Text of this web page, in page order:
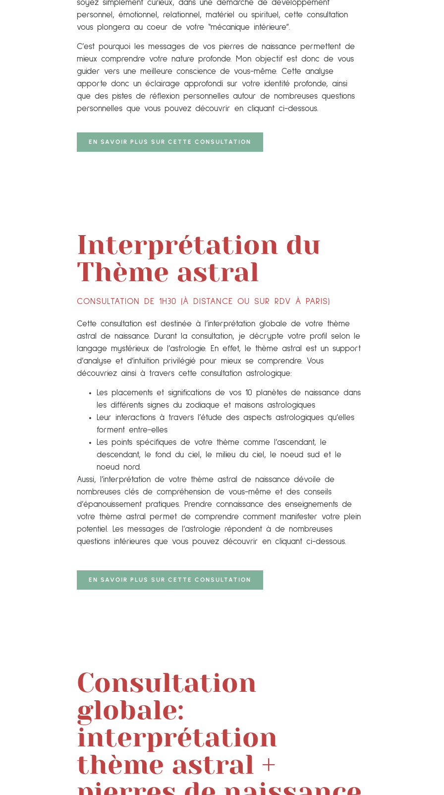
soyez simplement curieux, dans une démarche de développement
personnel, émotionnel, relationnel, matériel ou spirituel, cette consultation
vous plongera au coeur de votre “mécanique intérieure”.
C’est pourquoi les messages de vos pierres de naissance permettent de
mieux comprendre votre nature profonde. Mon objectif est donc de vous
guider vers une meilleure conscience de vous-même. Cette analyse
apporte donc un éclairage approfondi sur votre identité profonde, ainsi
que des pistes de réflexion personnelles autour de nombreuses questions
personnelles que vous pouvez découvrir en cliquant ci-dessous.
EN SAVOIR PLUS SUR CETTE CONSULTATION
Interprétation du
Thème astral
CONSULTATION DE 1H30 (À DISTANCE OU SUR RDV À PARIS)
Cette consultation est destinée à l’interprétation globale de votre thème
astral de naissance. Durant la consultation, je décrypte votre profil selon le
langage mystérieux de l’astrologie. En effet, le thème astral est un support
d’analyse et d’intuition privilégié pour mieux se comprendre. Vous
découvriez ainsi à travers cette consultation astrologique:
Les placements et significations de vos 10 planètes de naissance dans
les différents signes du zodiaque et maisons astrologiques
Leur interactions à travers l’étude des aspects astrologiques qu’elles
forment entre-elles
Les points spécifiques de votre thème comme l’ascendant, le
descendant, le fond du ciel, le milieu du ciel, le noeud sud et le
noeud nord.
Aussi, l’interprétation de votre thème astral de naissance dévoile de
nombreuses clés de compréhension de vous-même et des conseils
d’épanouissement pratiques.
Prendre connaissance des enseignements de
votre thème astral permet de comprendre comment manifester votre plein
potentiel. Les messages de l’astrologie répondent à de nombreuses
questions intérieures que vous pouvez découvrir en cliquant ci-dessous.
EN SAVOIR PLUS SUR CETTE CONSULTATION
Consultation
globale:
interprétation
thème astral +